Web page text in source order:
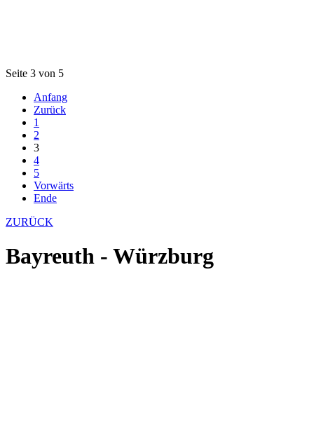
Seite 3 von 5
Anfang
Zurück
1
2
3
4
5
Vorwärts
Ende
ZURÜCK
Bayreuth - Würzburg